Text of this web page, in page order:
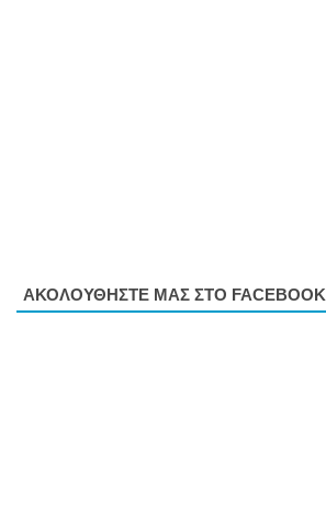
ΑΚΟΛΟΥΘΗΣΤΕ ΜΑΣ ΣΤΟ FACEBOOK